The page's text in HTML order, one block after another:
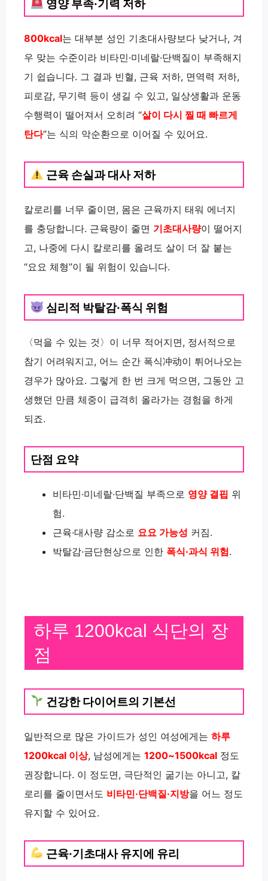
영양 부족·기력 저하
800kcal는 대부분 성인 기초대사량보다 낮거나, 겨
우 맞는 수준이라 비타민·미네랄·단백질이 부족해지
기 쉽습니다. 그 결과 빈혈, 근육 저하, 면역력 저하,
피로감, 무기력 등이 생길 수 있고, 일상생활과 운동
수행력이 떨어져서 오히려 “살이 다시 찔 때 빠르게
탄다”는 식의 악순환으로 이어질 수 있어요.
근육 손실과 대사 저하
칼로리를 너무 줄이면, 몸은 근육까지 태워 에너지
를 충당합니다. 근육량이 줄면 기초대사량이 떨어지
고, 나중에 다시 칼로리를 올려도 살이 더 잘 붙는
“요요 체형”이 될 위험이 있습니다.
심리적 박탈감·폭식 위험
〈먹을 수 있는 것〉이 너무 적어지면, 정서적으로
참기 어려워지고, 어느 순간 폭식冲动이 튀어나오는
경우가 많아요. 그렇게 한 번 크게 먹으면, 그동안 고
생했던 만큼 체중이 급격히 올라가는 경험을 하게
되죠.
단점 요약
비타민·미네랄·단백질 부족으로 영양 결핍 위
험.
근육·대사량 감소로 요요 가능성 커짐.
박탈감·금단현상으로 인한 폭식·과식 위험.
하루 1200kcal 식단의 장
점
건강한 다이어트의 기본선
일반적으로 많은 가이드가 성인 여성에게는 하루
1200kcal 이상, 남성에게는 1200~1500kcal 정도
권장합니다. 이 정도면, 극단적인 굶기는 아니고, 칼
로리를 줄이면서도 비타민·단백질·지방을 어느 정도
유지할 수 있어요.
근육·기초대사 유지에 유리